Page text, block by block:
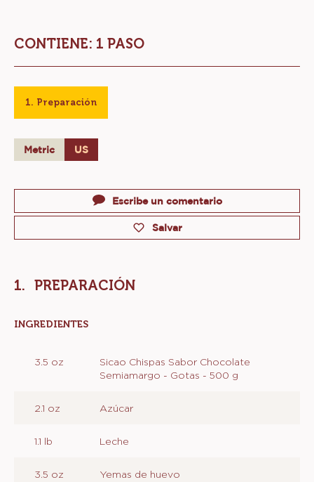
CONTIENE: 1 PASO
Preparación
Metric US
Escribe un comentario
Salvar
PREPARACIÓN
INGREDIENTES
3.5 oz
Sicao Chispas Sabor Chocolate
Semiamargo - Gotas - 500 g
2.1 oz Azúcar
1.1 lb Leche
3.5 oz Yemas de huevo